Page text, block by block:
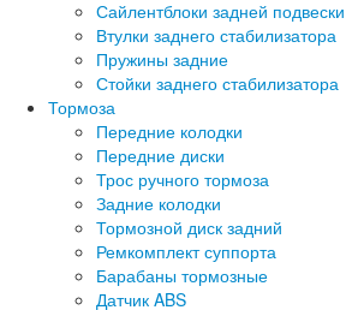
Сайлентблоки задней подвески
Втулки заднего стабилизатора
Пружины задние
Стойки заднего стабилизатора
Тормоза
Передние колодки
Передние диски
Трос ручного тормоза
Задние колодки
Тормозной диск задний
Ремкомплект суппорта
Барабаны тормозные
Датчик ABS